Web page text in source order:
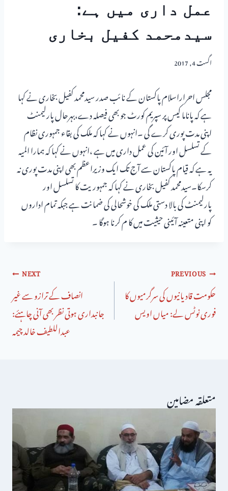
عمل داری میں ہے:
سیدمحمد کفیل بخاری
اگست 4, 2017
مجلس احراراسلام پاکستان کے نائب صدر سیدمحمد کفیل بخاری نے کہا
ہے کہ پاناما کیس پر سپریم کورٹ جو بھی فیصلہ دے،بہرحال پارلیمنٹ
اپنی مدت پوری کرے گی ۔انہوں نے کہا کہ ملک کی بقاء جمہوری نظام
کے تسلسل اور آئین کی عمل داری میں ہے ،انہوں نے کہا کہ ہمارا المیہ
یہ ہے کہ قیام پاکستان سے آج تک ایک وزیراعظم بھی اپنی مدت پوری نہ
کرسکا۔سیدمحمد کفیل بخاری نے کہا کہ جمہوریت کا تسلسل اور
پارلیمنٹ کی بالا دستی ملک کی خوشحالی کی ضمانت ہے جبکہ تمام اداروں
کو اپنی متعینہ آئینی حیثیت میں کا م کرنا ہوگا ۔
PREVIOUS
حکومت قادیانیوں کی سرگرمیوں کا
فوری نوٹس لے: میاں اویس
NEXT
انصاف کے ترازو سے غیر
جانبداری ہوتی نظر بھی آنی چاہئے:
عبداللطیف خالد چیمہ
متعلقہ مضامین